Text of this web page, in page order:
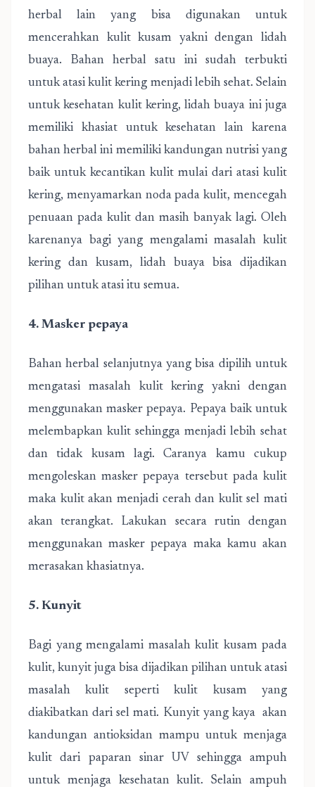
herbal lain yang bisa digunakan untuk
mencerahkan kulit kusam yakni dengan lidah
buaya. Bahan herbal satu ini sudah terbukti
untuk atasi kulit kering menjadi lebih sehat. Selain
untuk kesehatan kulit kering, lidah buaya ini juga
memiliki khasiat untuk kesehatan lain karena
bahan herbal ini memiliki kandungan nutrisi yang
baik untuk kecantikan kulit mulai dari atasi kulit
kering, menyamarkan noda pada kulit, mencegah
penuaan pada kulit dan masih banyak lagi. Oleh
karenanya bagi yang mengalami masalah kulit
kering dan kusam, lidah buaya bisa dijadikan
pilihan untuk atasi itu semua.
4. Masker pepaya
Bahan herbal selanjutnya yang bisa dipilih untuk
mengatasi masalah kulit kering yakni dengan
menggunakan masker pepaya. Pepaya baik untuk
melembapkan kulit sehingga menjadi lebih sehat
dan tidak kusam lagi. Caranya kamu cukup
mengoleskan masker pepaya tersebut pada kulit
maka kulit akan menjadi cerah dan kulit sel mati
akan terangkat. Lakukan secara rutin dengan
menggunakan masker pepaya maka kamu akan
merasakan khasiatnya.
5. Kunyit
Bagi yang mengalami masalah kulit kusam pada
kulit, kunyit juga bisa dijadikan pilihan untuk atasi
masalah kulit seperti kulit kusam yang
diakibatkan dari sel mati. Kunyit yang kaya akan
kandungan antioksidan mampu untuk menjaga
kulit dari paparan sinar UV sehingga ampuh
untuk menjaga kesehatan kulit. Selain ampuh